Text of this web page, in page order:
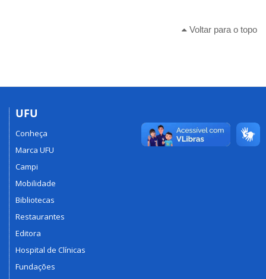
Voltar para o topo
UFU
Conheça
Marca UFU
Campi
Mobilidade
Bibliotecas
Restaurantes
Editora
Hospital de Clínicas
Fundações